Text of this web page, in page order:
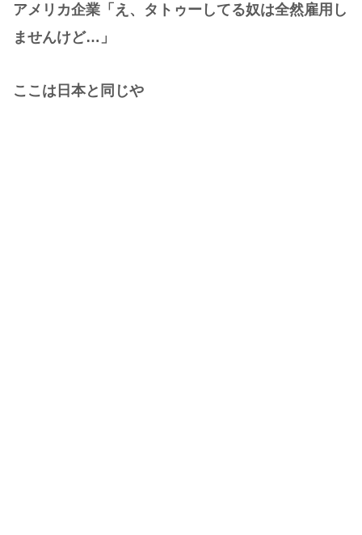
アメリカ企業「え、タトゥーしてる奴は全然雇用し
ませんけど…」
ここは日本と同じや